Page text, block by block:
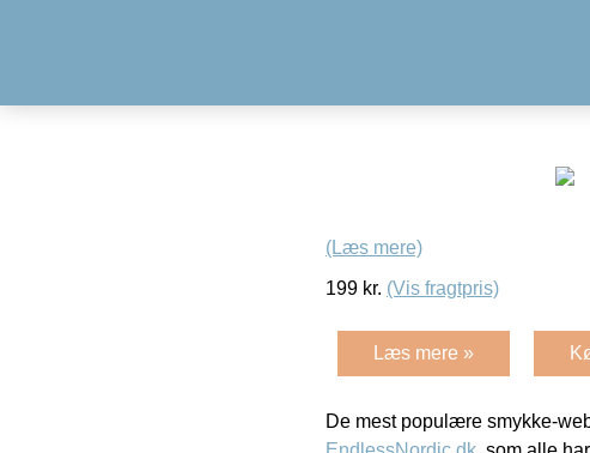
(Læs mere)
199 kr. (Vis fragtpris)
Læs mere »
De mest populære smykke-